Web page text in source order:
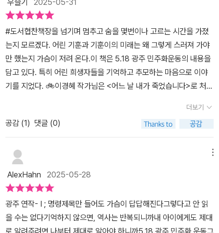
못이 없다 말할 수 있을까. 마지막 수업을 하며 선생님은 말한다. '인
간에 대한 믿음이 없는 자가 어린 학생들에게 무엇을 가르칠 수 있겠
냐고.' (p.81) .. 그리고 '죽음이 두려워 명령을 따른 거라 할지라도 최
소한 자신이 한 짓만은 인정하는 인간이 되기를 바란다. 명령이라는
이름 뒤로 숨어 시치미 떼는 비루한 인간만은 되지 말자. 그것이 너희
에게 전하는 나의 마지막 바람이다.' (p.86~87) -라고. 5·18 광주
민주화 운동으로 목숨을 잃거나 다친 사람은 사망자 163명, 행방불명
166명, 부상 뒤 사망한 사람 101명, 부상자 3,139명, 구속 및 구금 등
기타 피해자 1,589명, 연고가 확인되지 않아 묘비명도 없이 묻힌 희
더 많겠지. ㅠㅠ 너무도 아픈 역사였고, 기억해야할 5·18 광주 민주화
운동.그런데 2024년 12월에 있었던 비상계엄. 응? 왜? 진짜? 왜?
물음표가 가득했던 믿기지 않았던 그날. 다행인지 얼마가지 않아 비
상계엄은 해제 되었지만.. 휴... '명령'이 옳았던 적이 있을까...역사란
결국 한 사람의 이름을 사무치게 불러주고, 기억하는 일일 뿐일지도
모른다. (p.90)5월이 지났지만 다시 한번 새겨보는 '5·18 광주 민주
#도서협찬책장을 넘기며 멈추고 숨을 몇번이나 고르는 시간을 가졌
는지 모르겠다. 어린 기훈과 기훈이의 미래는 왜 그렇게 스러져 가야
만 했는지 가슴이 저려 온다.이 책은 5.18 광주 민주화운동의 내용을
담고 있다. 특히 어린 희생자들을 기억하고 추모하는 마음으로 이야
기를 지었다. 🚲이경혜 작가님은 <어느 날 내가 죽었습니다>로 처음
선을 다른 곳을 향하고, 벚꽃잎이 흩날리던 날 친구를 잃은 유미가 재
준이의 일기장을 들여다보며 죽음의 의미를 알아가는 과정을 그리고
있다.작가님은 어린 생명에 대한 남다른 시선을 가지고 있는 것 같다.
이 세상 짧게 살다 간 어린 영혼들을 위로하고 애도하는 과정을 통해
살던 기훈이와 기훈이가 계엄군에 맞아 죽으면서 떨어뜨린 '필승중학
수학'을 간직하고 수학선생이 된 친구가 이야기의 화자다. 🗂 이 책에
는 오직 숫자만이 있었고, 무언가의 답을 구하라는 명령만이 있었다.
61p 우두머리도 우두머리지만 계엄군 역시 인간의 괴물같은 모습을
더보기
공감 (1) 댓글 (0)
AlexHahn 2025-05-28
광주 연작- I ; 명령제목만 들어도 가슴이 답답해진다그렇다고 안 읽
을 수는 없다기억하지 않으면, 역사는 반복되니까내 아이에게도 제대